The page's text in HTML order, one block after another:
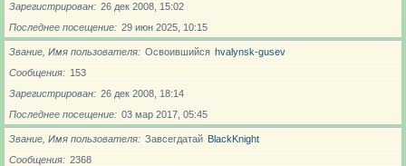
Зарегистрирован
26 дек 2008, 15:02
Последнее посещение
29 июн 2025, 10:15
Звание, Имя пользователя Освоившийся hvalynsk-gusev
Сообщения
153
Зарегистрирован
26 дек 2008, 18:14
Последнее посещение
03 мар 2017, 05:45
Звание, Имя пользователя Завсегдатай BlackKnight
Сообщения
2368